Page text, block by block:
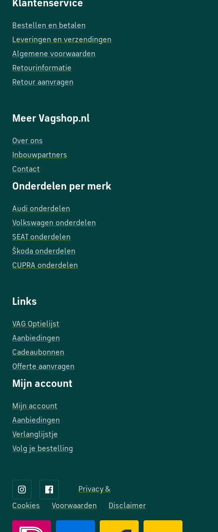
Klantenservice
Bestellen en betalen
Leveringen en verzendingen
Algemene voorwaarden
Retourinformatie
Retour aanvragen
Meer Vagshop.nl
Over ons
Inbouwpartners
Contact
Onderdelen per merk
Audi onderdelen
Volkswagen onderdelen
SEAT onderdelen
Škoda onderdelen
CUPRA onderdelen
Links
VAG Optielijst
Aanbiedingen
Cadeaubonnen
Offerte aanvragen
Mijn account
Mijn account
Aanbiedingen
Verlanglijstje
Volg je bestelling
Privacy &
Cookies Voorwaarden Disclaimer